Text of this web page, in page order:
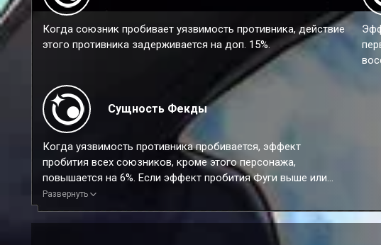
Когда союзник пробивает уязвимость противника, действие
этого противника задерживается на доп. 15%.
Сущность Фекды
Когда уязвимость противника пробивается, эффект
пробития всех союзников, кроме этого персонажа,
повышается на 6%. Если эффект пробития Фуги выше или
равен 220%, то эффект повышения эффекта пробития
дополнительно повышается на 12% на 2 хода. Этот эффект
может складываться до 2 раз.
Развернуть